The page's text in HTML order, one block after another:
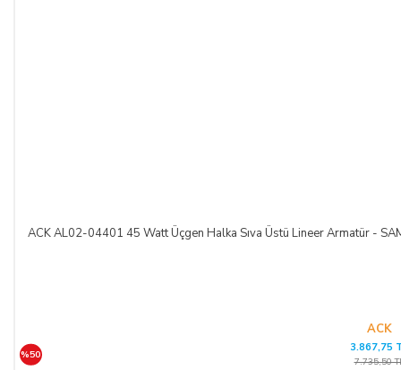
ACK AL02-04401 45 Watt Üçgen Halka Sıva Üstü Lineer Armatür -
ACK
%50
3.867,75
7.735,50